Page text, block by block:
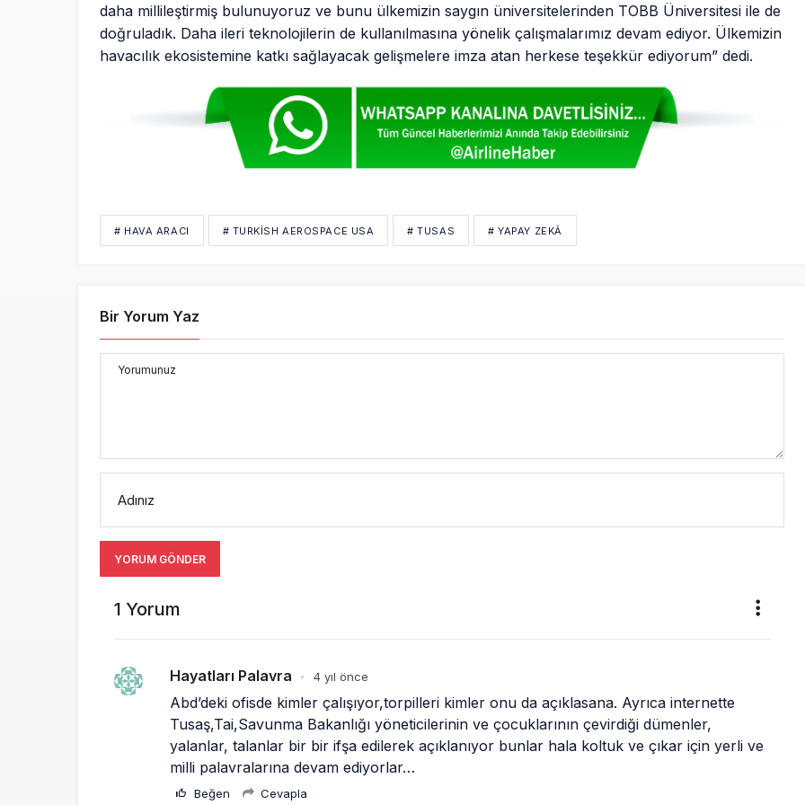
daha millileştirmiş bulunuyoruz ve bunu ülkemizin saygın üniversitelerinden TOBB Üniversitesi ile de
doğruladık. Daha ileri teknolojilerin de kullanılmasına yönelik çalışmalarımız devam ediyor. Ülkemizin
havacılık ekosistemine katkı sağlayacak gelişmelere imza atan herkese teşekkür ediyorum” dedi.
# HAVA ARACI # TURKISH AEROSPACE USA # TUSAS # YAPAY ZEKÂ
Bir Yorum Yaz
Yorumunuz
Adınız
YORUM GÖNDER
1 Yorum
Hayatları Palavra • 4 yıl önce
Abd’deki ofisde kimler çalışıyor,torpilleri kimler onu da açıklasana. Ayrıca internette
Tusaş,Tai,Savunma Bakanlığı yöneticilerinin ve çocuklarının çevirdiği dümenler,
yalanlar, talanlar bir bir ifşa edilerek açıklanıyor bunlar hala koltuk ve çıkar için yerli ve
milli palavralarına devam ediyorlar…
Beğen Cevapla